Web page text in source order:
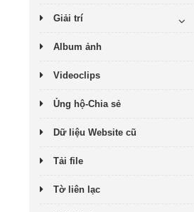
Giải trí
Album ảnh
Videoclips
Ủng hộ-Chia sẻ
Dữ liệu Website cũ
Tải file
Tờ liên lạc